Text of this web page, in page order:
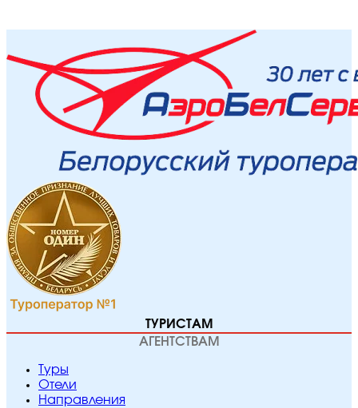
ТУРИСТАМ
АГЕНТСТВАМ
Туры
Отели
Направления